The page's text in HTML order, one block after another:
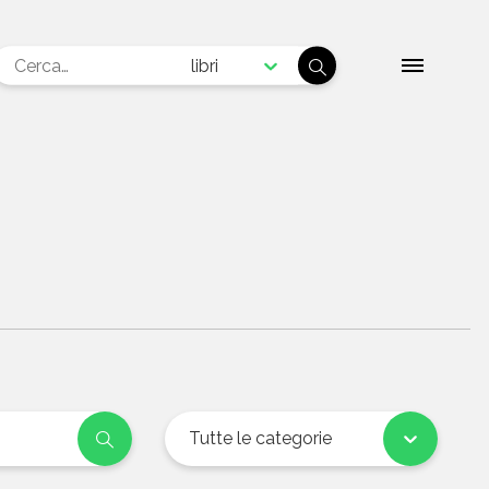
libri
Tutte le categorie